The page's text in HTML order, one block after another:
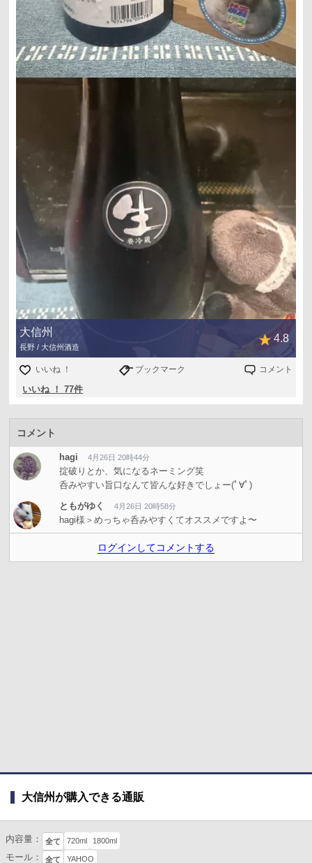
大信州
長野 / 大信州酒造
4.8
いいね ！ ブックマーク コメント
いいね ！ 77件
コメント
hagi 4月26日 20時44分
掟破りとか、気になるネーミング笑
呑みやすい旨口なんて皆んな好きでしょー(ﾟ∀ﾟ)
ともがゆく 4月26日 20時58分
hagi様＞めっちゃ呑みやすくてオススメですよ〜
ログインしてコメントする
大信州が購入できる通販
内容量： 全て 720ml 1800ml
モール： 全て YAHOO